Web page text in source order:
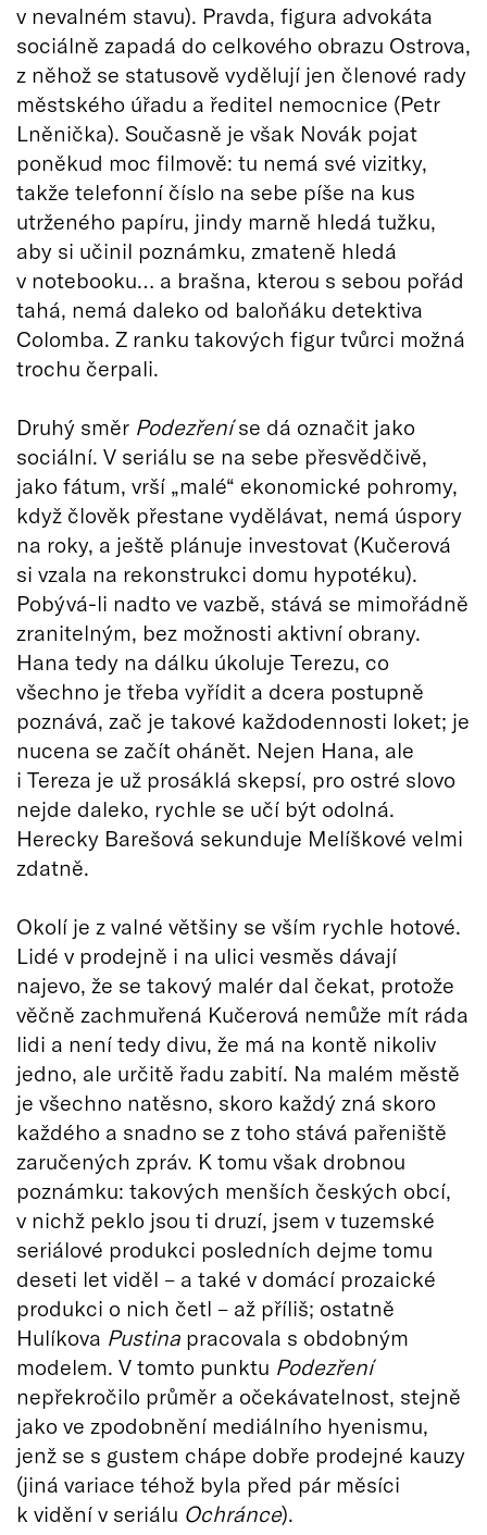
v nevalném stavu). Pravda, figura advokáta
sociálně zapadá do celkového obrazu Ostrova,
z něhož se statusově vydělují jen členové rady
městského úřadu a ředitel nemocnice (Petr
Lněnička). Současně je však Novák pojat
poněkud moc filmově: tu nemá své vizitky,
takže telefonní číslo na sebe píše na kus
utrženého papíru, jindy marně hledá tužku,
aby si učinil poznámku, zmateně hledá
v notebooku… a brašna, kterou s sebou pořád
tahá, nemá daleko od baloňáku detektiva
Colomba. Z ranku takových figur tvůrci možná
trochu čerpali.
Druhý směr Podezřeníse dá označit jako
sociální. V seriálu se na sebe přesvědčivě,
jako fátum, vrší „malé“ ekonomické pohromy,
když člověk přestane vydělávat, nemá úspory
na roky, a ještě plánuje investovat (Kučerová
si vzala na rekonstrukci domu hypotéku).
Pobývá-li nadto ve vazbě, stává se mimořádně
zranitelným, bez možnosti aktivní obrany.
Hana tedy na dálku úkoluje Terezu, co
všechno je třeba vyřídit a dcera postupně
poznává, zač je takové každodennosti loket; je
nucena se začít ohánět. Nejen Hana, ale
i Tereza je už prosáklá skepsí, pro ostré slovo
nejde daleko, rychle se učí být odolná.
Herecky Barešová sekunduje Melíškové velmi
zdatně.
Okolí je z valné většiny se vším rychle hotové.
Lidé v prodejně i na ulici vesměs dávají
najevo, že se takový malér dal čekat, protože
věčně zachmuřená Kučerová nemůže mít ráda
lidi a není tedy divu, že má na kontě nikoliv
jedno, ale určitě řadu zabití. Na malém městě
je všechno natěsno, skoro každý zná skoro
každého a snadno se z toho stává pařeniště
zaručených zpráv. K tomu však drobnou
poznámku: takových menších českých obcí,
v nichž peklo jsou ti druzí, jsem v tuzemské
seriálové produkci posledních dejme tomu
deseti let viděl – a také v domácí prozaické
produkci o nich četl – až příliš; ostatně
Hulíkova Pustina pracovala s obdobným
modelem. V tomto punktu Podezření
nepřekročilo průměr a očekávatelnost, stejně
jako ve zpodobnění mediálního hyenismu,
jenž se s gustem chápe dobře prodejné kauzy
(jiná variace téhož byla před pár měsíci
k vidění v seriálu Ochránce).